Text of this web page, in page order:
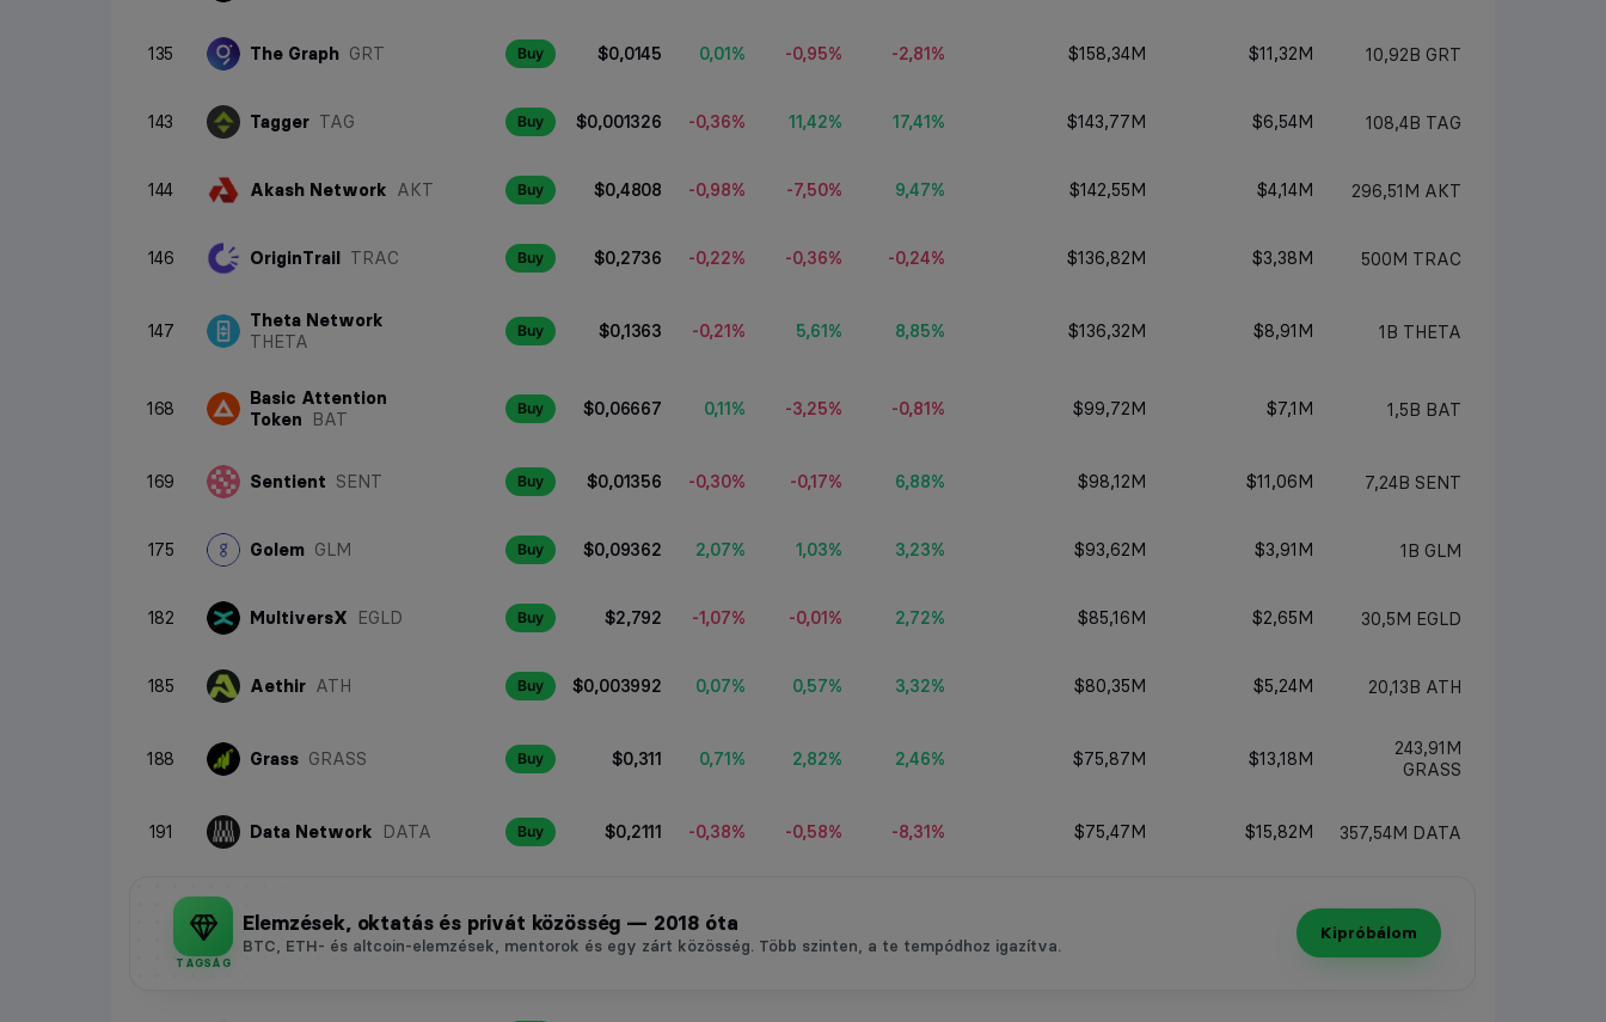
135 The Graph GRT Buy $0,0145 0,01% -0,95% -2,81% $158,34M $11,32M 10,92B GRT
143 Tagger TAG Buy $0,001326 -0,36% 11,42% 17,41% $143,77M $6,54M 108,4B TAG
144 Akash Network AKT Buy $0,4808 -0,98% -7,50% 9,47% $142,55M $4,14M 296,51M AKT
146 OriginTrail TRAC Buy $0,2736 -0,22% -0,36% -0,24% $136,82M $3,38M 500M TRAC
147
Theta Network
THETA
Buy $0,1363 -0,21% 5,61% 8,85% $136,32M $8,91M 1B THETA
168
Basic Attention
Token
BAT
Buy $0,06667 0,11% -3,25% -0,81% $99,72M $7,1M 1,5B BAT
169 Sentient SENT Buy $0,01356 -0,30% -0,17% 6,88% $98,12M $11,06M 7,24B SENT
175 Golem GLM Buy $0,09362 2,07% 1,03% 3,23% $93,62M $3,91M 1B GLM
182 MultiversX EGLD Buy $2,792 -1,07% -0,01% 2,72% $85,16M $2,65M 30,5M EGLD
185 Aethir ATH Buy $0,003992 0,07% 0,57% 3,32% $80,35M $5,24M 20,13B ATH
188 Grass GRASS Buy $0,311 0,71% 2,82% 2,46% $75,87M $13,18M
243,91M
GRASS
191 Data Network DATA Buy $0,2111 -0,38% -0,58% -8,31% $75,47M $15,82M 357,54M DATA
TAGSÁG
Elemzések, oktatás és privát közösség — 2018 óta
BTC, ETH- és altcoin-elemzések, mentorok és egy zárt közösség. Több szinten, a te tempódhoz igazítva.
Kipróbálom